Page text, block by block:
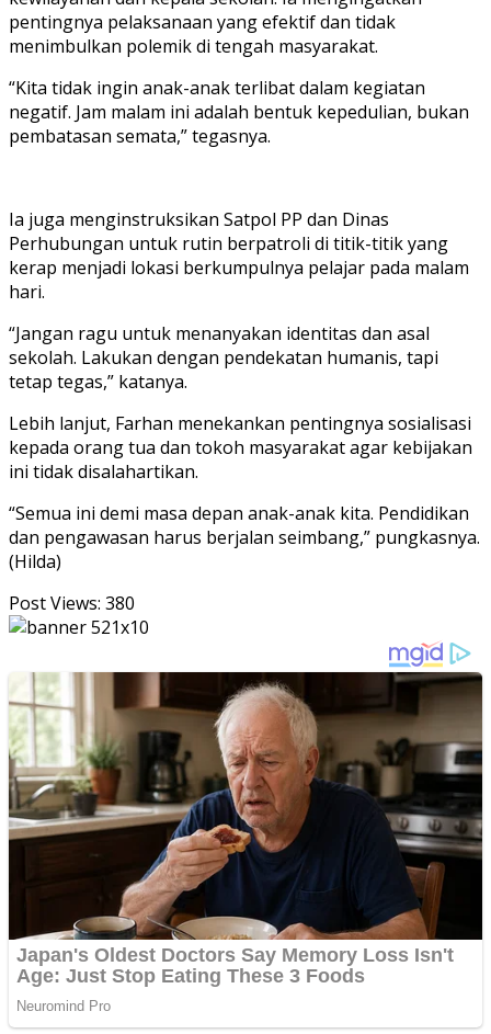
pentingnya pelaksanaan yang efektif dan tidak
menimbulkan polemik di tengah masyarakat.
“Kita tidak ingin anak-anak terlibat dalam kegiatan
negatif. Jam malam ini adalah bentuk kepedulian, bukan
pembatasan semata,” tegasnya.
Ia juga menginstruksikan Satpol PP dan Dinas
Perhubungan untuk rutin berpatroli di titik-titik yang
kerap menjadi lokasi berkumpulnya pelajar pada malam
hari.
“Jangan ragu untuk menanyakan identitas dan asal
sekolah. Lakukan dengan pendekatan humanis, tapi
tetap tegas,” katanya.
Lebih lanjut, Farhan menekankan pentingnya sosialisasi
kepada orang tua dan tokoh masyarakat agar kebijakan
ini tidak disalahartikan.
“Semua ini demi masa depan anak-anak kita. Pendidikan
dan pengawasan harus berjalan seimbang,” pungkasnya.
(Hilda)
Post Views: 380